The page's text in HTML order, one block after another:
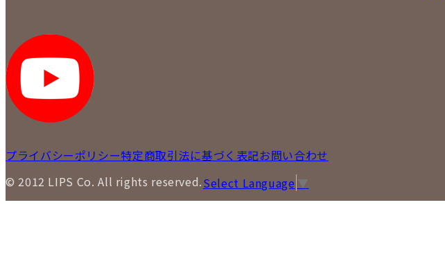
プライバシーポリシー特定商取引法に基づく表記お問い合わせ
© 2012 LIPS Co. All rights reserved.Select Language ▼